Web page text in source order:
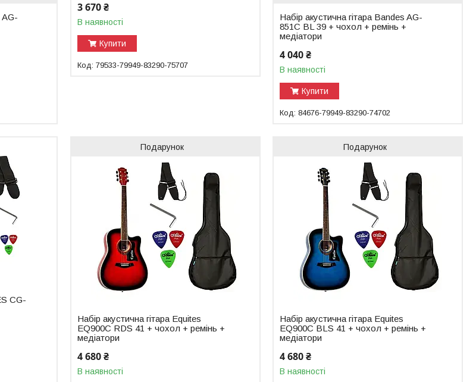
AG-
3 670 ₴
В наявності
Купити
79533-79949-83290-75707
Набір акустична гітара Bandes AG-
851C BL 39 + чохол + ремінь +
медіатори
4 040 ₴
В наявності
Купити
84676-79949-83290-74702
CG-
Подарунок
Набір акустична гітара Equites
EQ900C RDS 41 + чохол + ремінь +
медіатори
4 680 ₴
В наявності
Подарунок
Набір акустична гітара Equites
EQ900C BLS 41 + чохол + ремінь +
медіатори
4 680 ₴
В наявності